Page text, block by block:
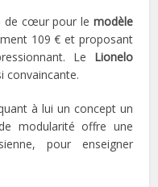
de cœur pour le modèle
109 € et proposant
Le Lionelo
convaincante.
à lui un concept un
modularité offre une
pour enseigner